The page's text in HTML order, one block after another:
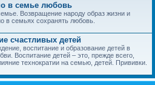
в семье любовь
Возвращение народу образ жизни и
в семьях сохранять любовь.
счастливых детей
воспитание и образование детей в
Воспитание детей – это, прежде всего,
технократии на семью, детей. Прививки.